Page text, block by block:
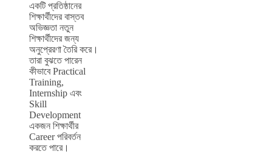
একটি প্রতিষ্ঠানের
শিক্ষার্থীদের বাস্তব
অভিজ্ঞতা নতুন
শিক্ষার্থীদের জন্য
অনুপ্রেরণা তৈরি করে।
তারা বুঝতে পারেন
কীভাবে Practical
Training,
Internship এবং
Skill
Development
একজন শিক্ষার্থীর
Career পরিবর্তন
করতে পারে।